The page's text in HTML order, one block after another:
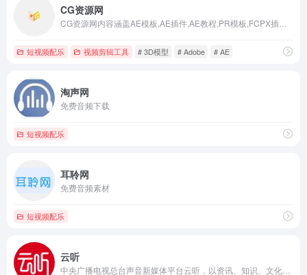
CG资源网
短视频配乐 视频剪辑工具 # 3D模型 # Adobe # AE
淘声网
免费音频下载
短视频配乐
耳聆网
免费音频素材
短视频配乐
云听